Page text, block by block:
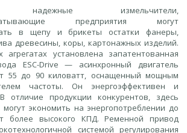
надежные измельчители,
предприятия могут
в щепу и брикеты остатки фанеры,
древесины, коры, картонажных изделий.
установлена запатентованная
ESC-Drivе — асинхронный двигатель
55 до 90 киловатт, оснащенный мощным
частоты. Он энергоэффективен и
отличие продукции конкурентов, здесь
могут экономить на энергопотреблении до
более высокого КПД. Ременной привод
системой регулирования